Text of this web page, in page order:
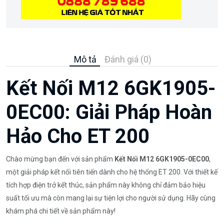
Mô tả Đánh giá (0)
Kết Nối M12 6GK1905-
0EC00: Giải Pháp Hoàn
Hảo Cho ET 200
Chào mừng bạn đến với sản phẩm Kết Nối M12 6GK1905-0EC00,
một giải pháp kết nối tiên tiến dành cho hệ thống ET 200. Với thiết kế
tích hợp điện trở kết thúc, sản phẩm này không chỉ đảm bảo hiệu
suất tối ưu mà còn mang lại sự tiện lợi cho người sử dụng. Hãy cùng
khám phá chi tiết về sản phẩm này!